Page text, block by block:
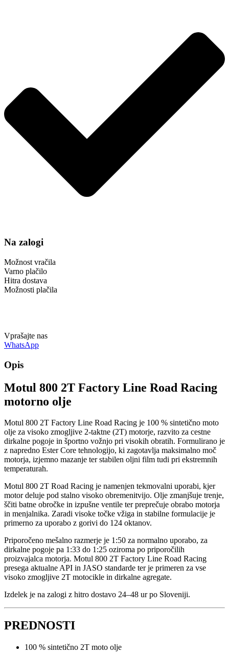
Na zalogi
Možnost vračila
Varno plačilo
Hitra dostava
Možnosti plačila
Vprašajte nas
WhatsApp
Opis
Motul 800 2T Factory Line Road Racing
motorno olje
Motul 800 2T Factory Line Road Racing je 100 % sintetično moto
olje za visoko zmogljive 2-taktne (2T) motorje, razvito za cestne
dirkalne pogoje in športno vožnjo pri visokih obratih. Formulirano je
z napredno Ester Core tehnologijo, ki zagotavlja maksimalno moč
motorja, izjemno mazanje ter stabilen oljni film tudi pri ekstremnih
temperaturah.
Motul 800 2T Road Racing je namenjen tekmovalni uporabi, kjer
motor deluje pod stalno visoko obremenitvijo. Olje zmanjšuje trenje,
ščiti batne obročke in izpušne ventile ter preprečuje obrabo motorja
in menjalnika. Zaradi visoke točke vžiga in stabilne formulacije je
primerno za uporabo z gorivi do 124 oktanov.
Priporočeno mešalno razmerje je 1:50 za normalno uporabo, za
dirkalne pogoje pa 1:33 do 1:25 oziroma po priporočilih
proizvajalca motorja. Motul 800 2T Factory Line Road Racing
presega aktualne API in JASO standarde ter je primeren za vse
visoko zmogljive 2T motocikle in dirkalne agregate.
Izdelek je na zalogi z hitro dostavo 24–48 ur po Sloveniji.
PREDNOSTI
100 % sintetično 2T moto olje